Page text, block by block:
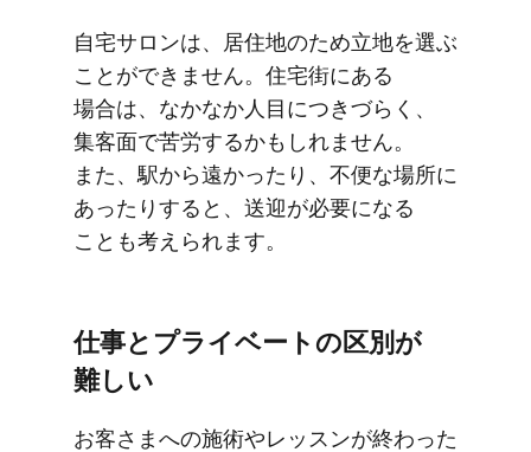
自宅サロンは、​​居住地の​​ため立地を​​選ぶ​​
ことができません。​​住宅街に​​ある​​
場合は、​​なかなか​​人目に​​つきづらく、​​
集客面で​​苦労するかもしれません。​​
また、​​駅から​​遠かったり、​​不便な​​場所に​​
あったりすると、​​送迎が​​必要に​なる​​
ことも​​考えられます。
仕事と​​プライベートの​​区別が​​
難しい
お客さまへの​​施術や​​レッスンが​​終わった​